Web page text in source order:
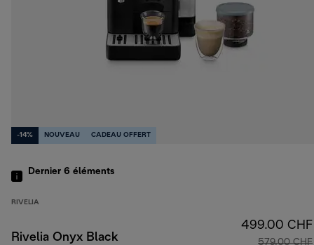
-14% NOUVEAU CADEAU OFFERT
Dernier 6 éléments
RIVELIA
Rivelia Onyx Black
499.00 CHF
579.00 CHF